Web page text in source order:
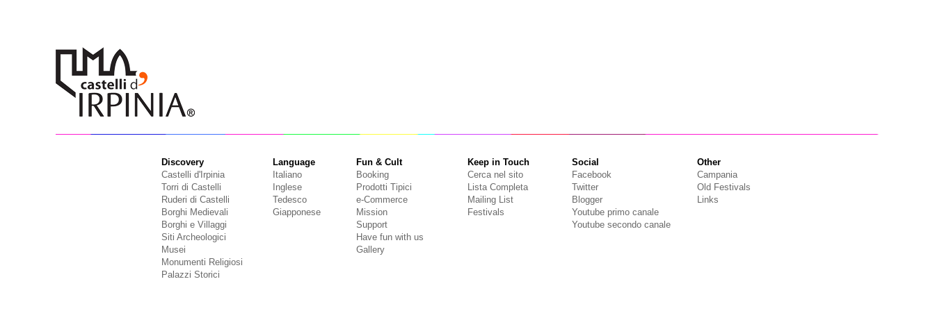
Discovery
Castelli d'Irpinia
Torri di Castelli
Ruderi di Castelli
Borghi Medievali
Borghi e Villaggi
Siti Archeologici
Musei
Monumenti Religiosi
Palazzi Storici
Language
Italiano
Inglese
Tedesco
Giapponese
Fun & Cult
Booking
Prodotti Tipici
e-Commerce
Mission
Support
Have fun with us
Gallery
Keep in Touch
Cerca nel sito
Lista Completa
Mailing List
Festivals
Social
Facebook
Twitter
Blogger
Youtube primo canale
Youtube secondo canale
Other
Campania
Old Festivals
Links